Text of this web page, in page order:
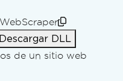
Descargar DLL
de un sitio web